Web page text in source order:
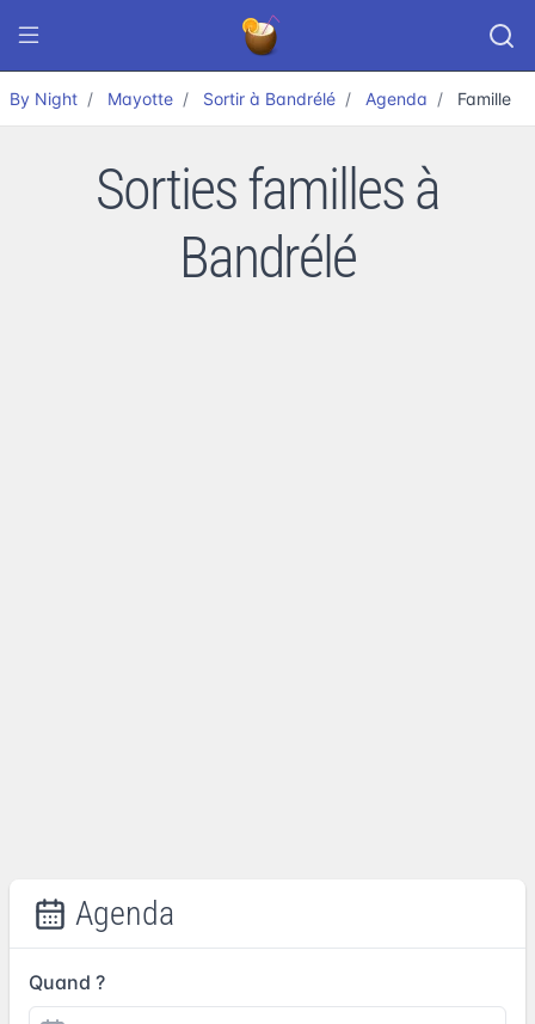
By Night Mayotte Sortir à Bandrélé Agenda Famille
Sorties familles à
Bandrélé
Agenda
Quand ?